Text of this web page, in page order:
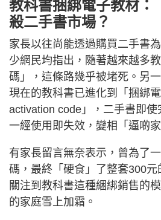
教科書捆綁電子教材：
殺二手書市場？
家長以往尚能透過購買二手書
少網民均指出，隨著越來越多
碼」，這條路幾乎被堵死。另
現在的教科書已進化到「捆綁
activation code」，二手書即
一經使用即失效，變相「逼啲
有家長留言無奈表示，曾為了
碼，最終「硬食」了整套300
關注到教科書這種綑綁銷售的
的家庭雪上加霜。